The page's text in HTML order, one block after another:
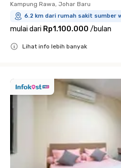
Kampung Rawa, Johar Baru
6.2 km dari rumah sakit sumber
mulai dari Rp1.100.000 /bulan
Lihat info lebih banyak